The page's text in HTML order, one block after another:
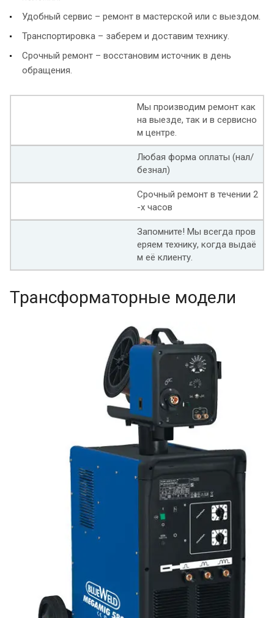
Удобный сервис – ремонт в мастерской или с выездом.
Транспортировка – заберем и доставим технику.
Срочный ремонт – восстановим источник в день
обращения.
Мы производим ремонт как
на выезде, так и в сервисно
м центре.
Любая форма оплаты (нал/
безнал)
Срочный ремонт в течении 2
-х часов
Запомните! Мы всегда пров
еряем технику, когда выдаё
м её клиенту.
Трансформаторные модели